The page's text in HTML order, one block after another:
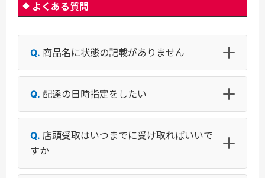
よくある質問
商品名に状態の記載がありません
配達の日時指定をしたい
店頭受取はいつまでに受け取ればいいで
すか